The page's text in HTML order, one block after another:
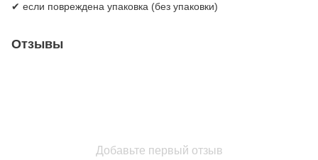
✔ если повреждена упаковка (без упаковки)
Отзывы
Добавьте первый отзыв